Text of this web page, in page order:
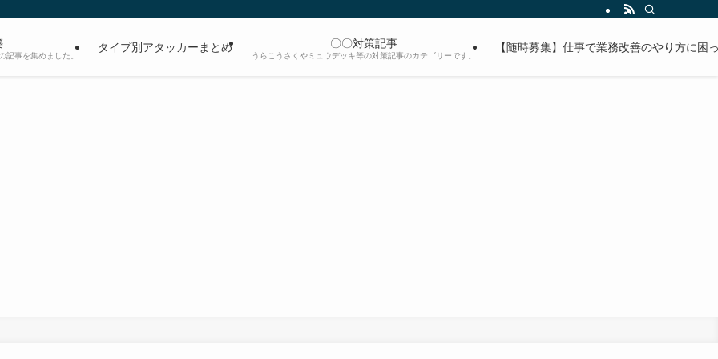
記事を集めました。
タイプ別アタッカーまとめ 〇〇対策記事
うらこうさくやミュウデッキ等の対策記事のカテゴリーです。
【随時募集】仕事で業務改善のやり方に